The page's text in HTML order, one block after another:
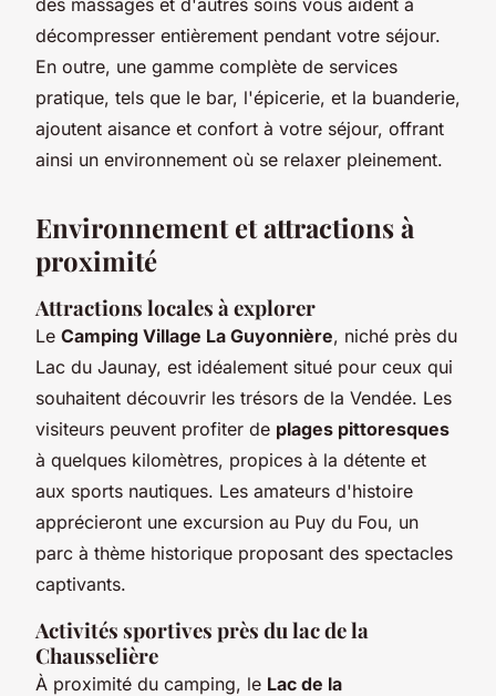
décompresser entièrement pendant votre séjour.
En outre, une gamme complète de services
pratique, tels que le bar, l'épicerie, et la buanderie,
ajoutent aisance et confort à votre séjour, offrant
ainsi un environnement où se relaxer pleinement.
Environnement et attractions à
proximité
Attractions locales à explorer
Le Camping Village La Guyonnière, niché près du
Lac du Jaunay, est idéalement situé pour ceux qui
souhaitent découvrir les trésors de la Vendée. Les
visiteurs peuvent profiter de plages pittoresques
à quelques kilomètres, propices à la détente et
aux sports nautiques. Les amateurs d'histoire
apprécieront une excursion au Puy du Fou, un
parc à thème historique proposant des spectacles
captivants.
Activités sportives près du lac de la
Chausselière
À proximité du camping, le Lac de la